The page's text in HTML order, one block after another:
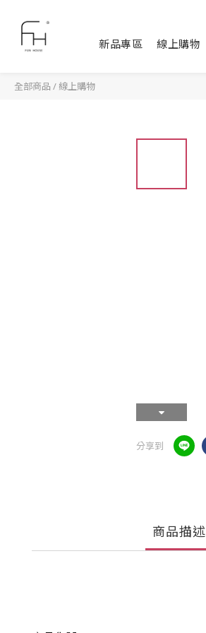
新品專區 線上購物
全部商品 / 線上購物
分享到
商品描述